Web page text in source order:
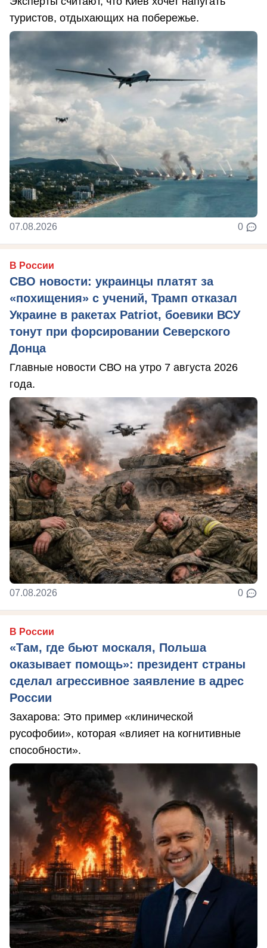
туристов, отдыхающих на побережье.
07.08.2026 0
В России
СВО новости: украинцы платят за
«похищения» с учений, Трамп отказал
Украине в ракетах Patriot, боевики ВСУ
тонут при форсировании Северского
Донца
Главные новости СВО на утро 7 августа 2026
года.
07.08.2026 0
В России
«Там, где бьют москаля, Польша
оказывает помощь»: президент страны
сделал агрессивное заявление в адрес
России
Захарова: Это пример «клинической
русофобии», которая «влияет на когнитивные
способности».